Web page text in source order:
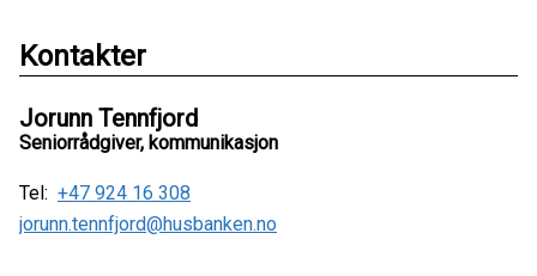
Kontakter
Jorunn Tennfjord
Seniorrådgiver, kommunikasjon
Tel: +47 924 16 308
jorunn.tennfjord@husbanken.no